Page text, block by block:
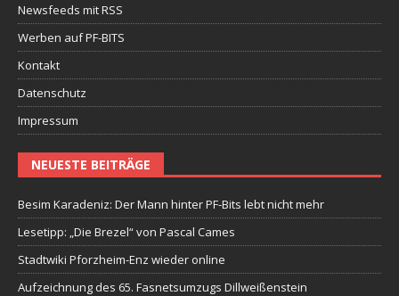
Newsfeeds mit RSS
Werben auf PF-BITS
Kontakt
Datenschutz
Impressum
NEUESTE BEITRÄGE
Besim Karadeniz: Der Mann hinter PF-Bits lebt nicht mehr
Lesetipp: „Die Brezel“ von Pascal Cames
Stadtwiki Pforzheim-Enz wieder online
Aufzeichnung des 65. Fasnetsumzugs Dillweißenstein